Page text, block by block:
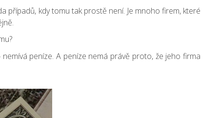
případů, kdy tomu tak prostě není. Je mnoho firem, které
peníze. A peníze nemá právě proto, že jeho firma